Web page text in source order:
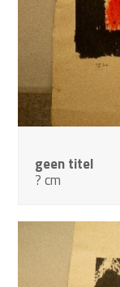
geen titel
? cm